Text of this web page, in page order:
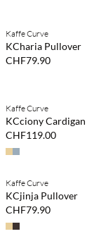
NEUHEITEN
Kaffe Curve
KCharia Pullover
CHF79.90
NEUHEITEN
Kaffe Curve
KCciony Cardigan
CHF119.00
NEUHEITEN
Kaufe mind. 2 & spare 20 %
Kaffe Curve
KCjinja Pullover
CHF79.90
Kaufe mind. 2 & spare 20 %